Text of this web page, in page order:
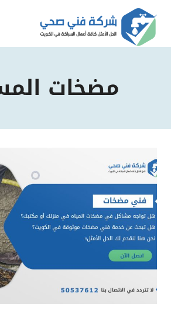
التجاوز
إلى
المحتوى
مضخات